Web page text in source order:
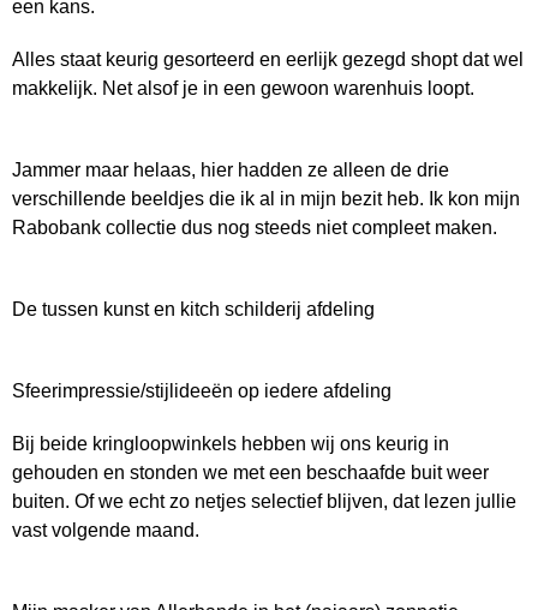
een kans.
Alles staat keurig gesorteerd en eerlijk gezegd shopt dat wel
makkelijk. Net alsof je in een gewoon warenhuis loopt.
Jammer maar helaas, hier hadden ze alleen de drie
verschillende beeldjes die ik al in mijn bezit heb. Ik kon mijn
Rabobank collectie dus nog steeds niet compleet maken.
De tussen kunst en kitch schilderij afdeling
Sfeerimpressie/stijlideeën op iedere afdeling
Bij beide kringloopwinkels hebben wij ons keurig in
gehouden en stonden we met een beschaafde buit weer
buiten. Of we echt zo netjes selectief blijven, dat lezen jullie
vast volgende maand.